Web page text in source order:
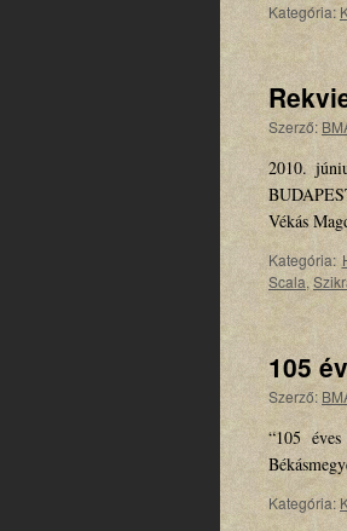
Kategória:
Szerző:
2010.
Vékás
Kategória:
Scala,
105
Szerző:
“105
Kategória: